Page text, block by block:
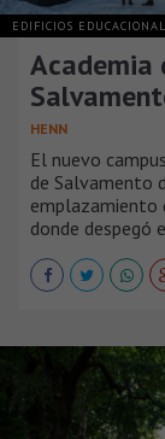
EDIFICIOS
Academia
HENN
El nuevo
de Salvamento
emplazamiento
donde despegó